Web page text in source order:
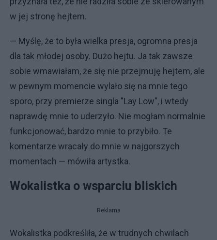
w jej stronę hejtem.
— Myślę, że to była wielka presja, ogromna presja
dla tak młodej osoby. Dużo hejtu. Ja tak zawsze
sobie wmawiałam, że się nie przejmuję hejtem, ale
w pewnym momencie wylało się na mnie tego
sporo, przy premierze singla "Lay Low", i wtedy
naprawdę mnie to uderzyło. Nie mogłam normalnie
funkcjonować, bardzo mnie to przybiło. Te
komentarze wracały do mnie w najgorszych
momentach — mówiła artystka.
Wokalistka o wsparciu bliskich
Reklama
Wokalistka podkreśliła, że w trudnych chwilach